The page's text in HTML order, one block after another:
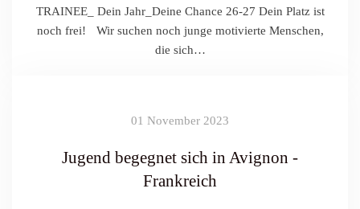
TRAINEE_ Dein Jahr_Deine Chance 26-27 Dein Platz ist
noch frei! Wir suchen noch junge motivierte Menschen,
die sich…
01 November 2023
Jugend begegnet sich in Avignon -
Frankreich